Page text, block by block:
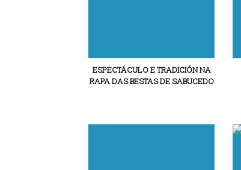
ESPECTÁCULO E TRADICIÓN NA
RAPA DAS BESTAS DE SABUCEDO